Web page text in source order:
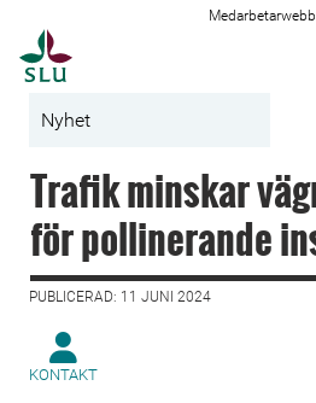
Nyhet
Trafik minskar
för pollinerande
PUBLICERAD: 11 JUNI 2024
KONTAKT